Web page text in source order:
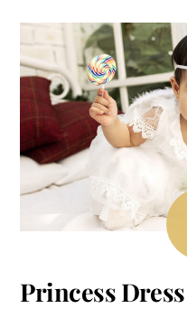
Princess